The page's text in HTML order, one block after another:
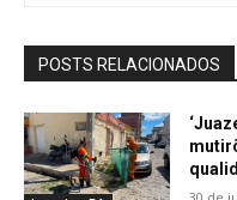
POSTS RELACIONADOS